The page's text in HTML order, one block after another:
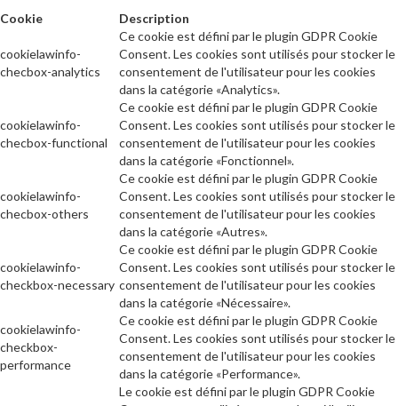
Cookie
Description
cookielawinfo-
checbox-analytics
Ce cookie est défini par le plugin GDPR Cookie
Consent. Les cookies sont utilisés pour stocker le
consentement de l'utilisateur pour les cookies
dans la catégorie «Analytics».
cookielawinfo-
checbox-functional
Ce cookie est défini par le plugin GDPR Cookie
Consent. Les cookies sont utilisés pour stocker le
consentement de l'utilisateur pour les cookies
dans la catégorie «Fonctionnel».
cookielawinfo-
checbox-others
Ce cookie est défini par le plugin GDPR Cookie
Consent. Les cookies sont utilisés pour stocker le
consentement de l'utilisateur pour les cookies
dans la catégorie «Autres».
cookielawinfo-
checkbox-necessary
Ce cookie est défini par le plugin GDPR Cookie
Consent. Les cookies sont utilisés pour stocker le
consentement de l'utilisateur pour les cookies
dans la catégorie «Nécessaire».
cookielawinfo-
checkbox-
performance
Ce cookie est défini par le plugin GDPR Cookie
Consent. Les cookies sont utilisés pour stocker le
consentement de l'utilisateur pour les cookies
dans la catégorie «Performance».
Le cookie est défini par le plugin GDPR Cookie